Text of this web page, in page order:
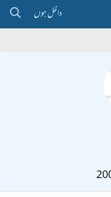
داخل ہوں